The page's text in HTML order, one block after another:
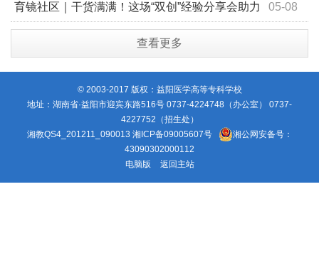
05-08
育镜社区｜干货满满！这场“双创”经验分享会助力
查看更多
© 2003-2017 版权：益阳医学高等专科学校
地址：湖南省·益阳市迎宾东路516号 0737-4224748（办公室） 0737-
4227752（招生处）
湘教QS4_201211_090013 湘ICP备09005607号
湘公网安备号：
43090302000112
电脑版
返回主站